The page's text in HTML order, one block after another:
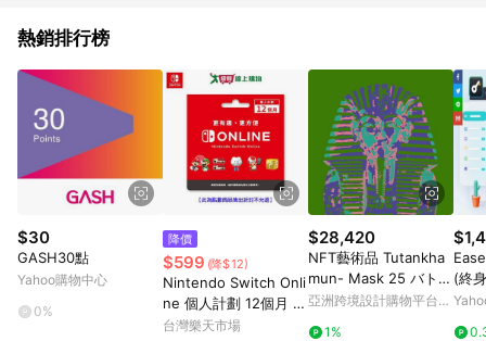
熱銷排行榜
$30
GASH30點
Yahoo購物中心
0%
降價
$599 (降$12)
Nintendo Switch Onli
ne 個人計劃 12個月 實
體序號卡【愛買】
台灣樂天市場
$28,420
NFT藝術品 Tutankha
mun- Mask 25 バトル
シティー Battle City
亞洲跨境設計購物平台
1%
(終